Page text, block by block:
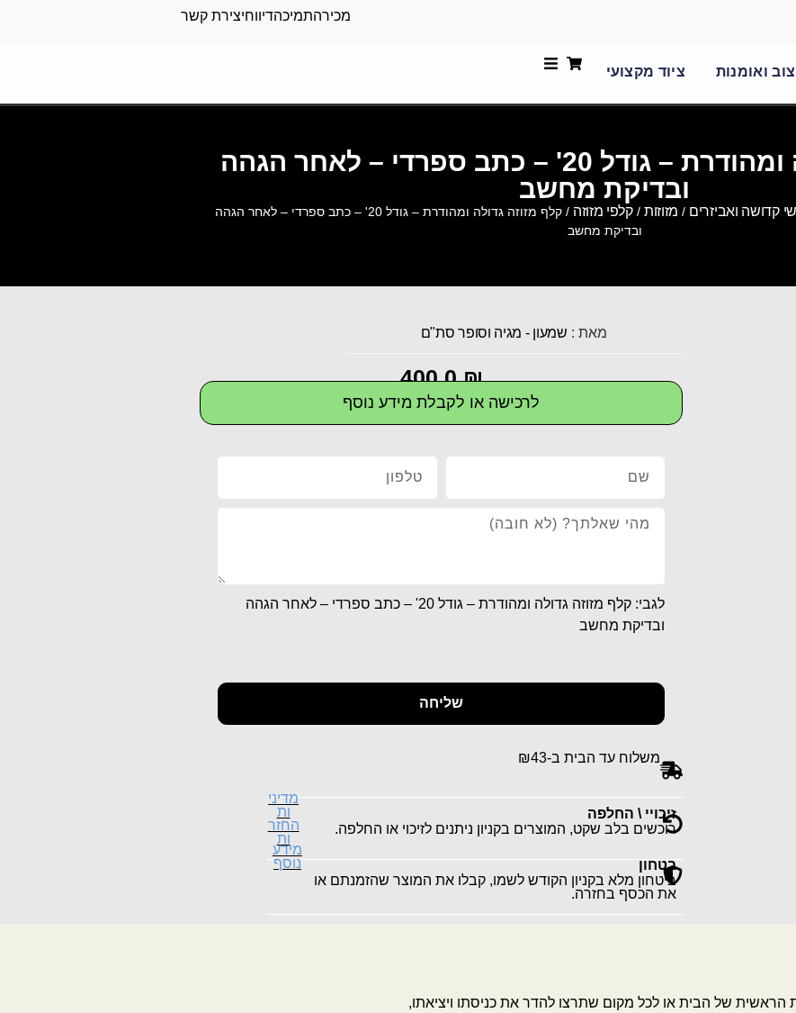
מכירהתמיכהדיווחיצירת קשר
ואומנות ציוד מקצועי
קלף מזוזה גדולה ומהודרת – גודל 20' – כתב ספרדי – לאחר הגהה
ובדיקת מחשב
קדושה ואביזרים / מזוזות /קלפי מזוזה
/ קלף מזוזה גדולה ומהודרת – גודל 20' – כתב ספרדי – לאחר הגהה
ובדיקת מחשב
מאת : שמעון - מגיה וסופר סת"ם
400.0₪
לרכישה או לקבלת מידע נוסף
לגבי: קלף מזוזה גדולה ומהודרת – גודל 20' – כתב ספרדי – לאחר הגהה
ובדיקת מחשב
שליחה
משלוח עד הבית ב-₪43
זיכויי \ החלפה
רוכשים בלב שקט, המוצרים בקניון ניתנים לזיכוי או החלפה.
מדיני
ות
החזר
ות
בטחון
ביטחון מלא בקניון הקודש לשמו, קבלו את המוצר שהזמנתם או
את הכסף בחזרה.
מידע
נוסף
הראשית של הבית או לכל מקום שתרצו להדר את כניסתו ויציאתו,